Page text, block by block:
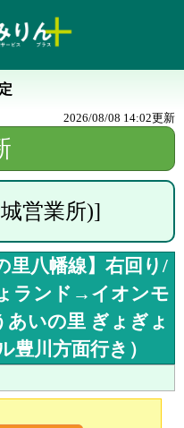
2026/08/08 14:02更新
営業所)]
里八幡線】右回り/
ランド→イオンモ
いの里 ぎょぎょ
豊川方面行き ）